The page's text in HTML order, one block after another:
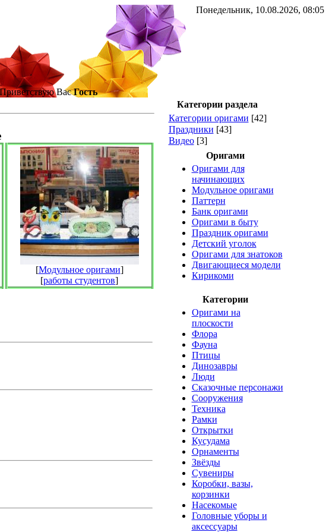
Понедельник, 10.08.2026, 08:05
Приветствую Вас Гость
[Модульное оригами]
[работы студентов]
Категории раздела
Категории оригами [42]
Праздники [43]
Видео [3]
Оригами
Оригами для
начинающих
Модульное оригами
Паттерн
Банк оригами
Оригами в быту
Праздник оригами
Детский уголок
Оригами для знатоков
Двигающиеся модели
Кирикоми
Категории
Оригами на
плоскости
Флора
Фауна
Птицы
Динозавры
Люди
Сказочные персонажи
Сооружения
Техника
Рамки
Открытки
Кусудама
Орнаменты
Звёзды
Сувениры
Коробки, вазы,
корзинки
Насекомые
Головные уборы и
аксессуары